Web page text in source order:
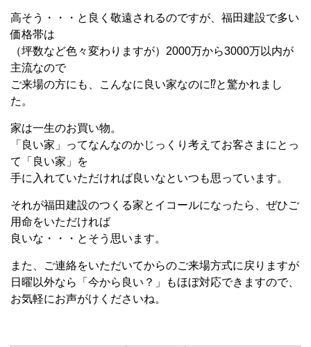
高そう・・・と良く敬遠されるのですが、福田建設で多い
価格帯は
（坪数など色々変わりますが）2000万から3000万以内が
主流なので
ご来場の方にも、こんなに良い家なのに⁉と驚かれまし
た。
家は一生のお買い物。
「良い家」ってなんなのかじっくり考えてお客さまにとっ
て「良い家」を
手に入れていただければ良いなといつも思っています。
それが福田建設のつくる家とイコールになったら、ぜひご
用命をいただければ
良いな・・・とそう思います。
また、ご連絡をいただいてからのご来場方式に戻りますが
日曜以外なら「今から良い？」もほぼ対応できますので、
お気軽にお声がけくださいね。